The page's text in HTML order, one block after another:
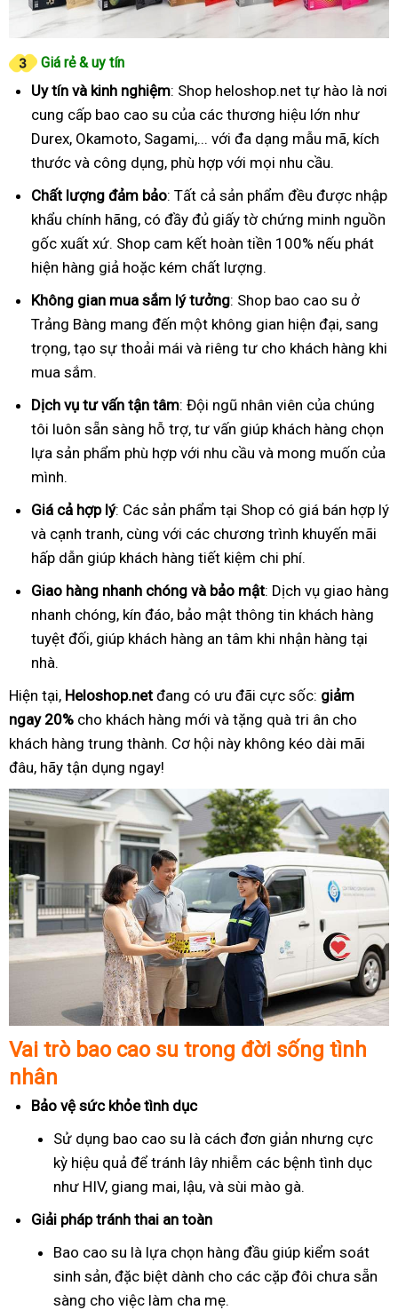
Giá rẻ & uy tín
Uy tín và kinh nghiệm: Shop heloshop.net tự hào là nơi
cung cấp bao cao su của các thương hiệu lớn như
Durex, Okamoto, Sagami,... với đa dạng mẫu mã, kích
thước và công dụng, phù hợp với mọi nhu cầu.
Chất lượng đảm bảo: Tất cả sản phẩm đều được nhập
khẩu chính hãng, có đầy đủ giấy tờ chứng minh nguồn
gốc xuất xứ. Shop cam kết hoàn tiền 100% nếu phát
hiện hàng giả hoặc kém chất lượng.
Không gian mua sắm lý tưởng: Shop bao cao su ở
Trảng Bàng mang đến một không gian hiện đại, sang
trọng, tạo sự thoải mái và riêng tư cho khách hàng khi
mua sắm.
Dịch vụ tư vấn tận tâm: Đội ngũ nhân viên của chúng
tôi luôn sẵn sàng hỗ trợ, tư vấn giúp khách hàng chọn
lựa sản phẩm phù hợp với nhu cầu và mong muốn của
mình.
Giá cả hợp lý: Các sản phẩm tại Shop có giá bán hợp lý
và cạnh tranh, cùng với các chương trình khuyến mãi
hấp dẫn giúp khách hàng tiết kiệm chi phí.
Giao hàng nhanh chóng và bảo mật: Dịch vụ giao hàng
nhanh chóng, kín đáo, bảo mật thông tin khách hàng
tuyệt đối, giúp khách hàng an tâm khi nhận hàng tại
nhà.
Hiện tại, Heloshop.net đang có ưu đãi cực sốc: giảm
ngay 20% cho khách hàng mới và tặng quà tri ân cho
khách hàng trung thành. Cơ hội này không kéo dài mãi
đâu, hãy tận dụng ngay!
Vai trò bao cao su trong đời sống tình
nhân
Bảo vệ sức khỏe tình dục
Sử dụng bao cao su là cách đơn giản nhưng cực
kỳ hiệu quả để tránh lây nhiễm các bệnh tình dục
như HIV, giang mai, lậu, và sùi mào gà.
Giải pháp tránh thai an toàn
Bao cao su là lựa chọn hàng đầu giúp kiểm soát
sinh sản, đặc biệt dành cho các cặp đôi chưa sẵn
sàng cho việc làm cha mẹ.